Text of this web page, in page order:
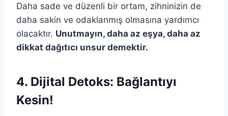
Daha sade ve düzenli bir ortam, zihninizin de
daha sakin ve odaklanmış olmasına yardımcı
olacaktır. Unutmayın, daha az eşya, daha az
dikkat dağıtıcı unsur demektir.
4. Dijital Detoks: Bağlantıyı
Kesin!